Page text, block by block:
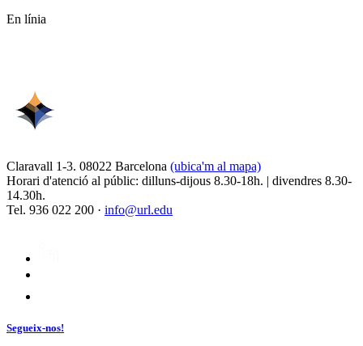
En línia
Claravall 1-3. 08022 Barcelona (ubica'm al mapa)
Horari d'atenció al públic: dilluns-dijous 8.30-18h. | divendres 8.30-
14.30h.
Tel. 936 022 200 · info@url.edu
Segueix-nos!